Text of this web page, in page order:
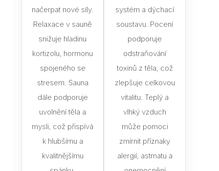
načerpat nové síly.
Relaxace v sauně
snižuje hladinu
kortizolu, hormonu
spojeného se
stresem. Sauna
dále podporuje
uvolnění těla a
mysli, což přispívá
k hlubšímu a
kvalitnějšímu
systém a dýchací
soustavu. Pocení
podporuje
odstraňování
toxinů z těla, což
zlepšuje celkovou
vitalitu. Teplý a
vlhký vzduch
může pomoci
zmírnit příznaky
alergií, astmatu a